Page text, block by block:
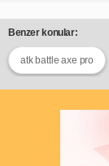
Benzer konular:
atk battle axe pro